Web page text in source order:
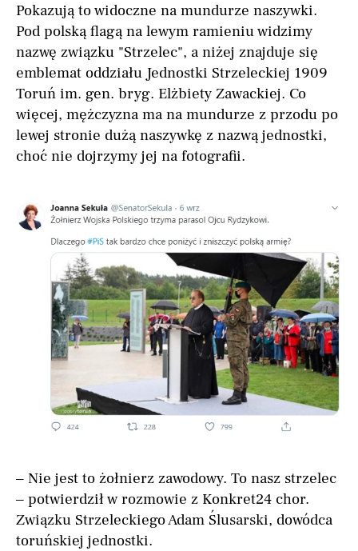
Pokazują to widoczne na mundurze naszywki.
Pod polską flagą na lewym ramieniu widzimy
nazwę związku "Strzelec", a niżej znajduje się
emblemat oddziału Jednostki Strzeleckiej 1909
Toruń im. gen. bryg. Elżbiety Zawackiej. Co
więcej, mężczyzna ma na mundurze z przodu po
lewej stronie dużą naszywkę z nazwą jednostki,
choć nie dojrzymy jej na fotografii.
– Nie jest to żołnierz zawodowy. To nasz strzelec
– potwierdził w rozmowie z Konkret24 chor.
Związku Strzeleckiego Adam Ślusarski, dowódca
toruńskiej jednostki.